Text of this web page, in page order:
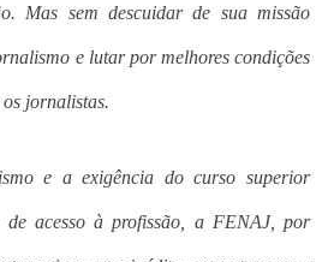
Mas sem descuidar de sua missão
e lutar por melhores condições
jornalistas.
e a exigência do curso superior
de acesso à profissão, a FENAJ, por